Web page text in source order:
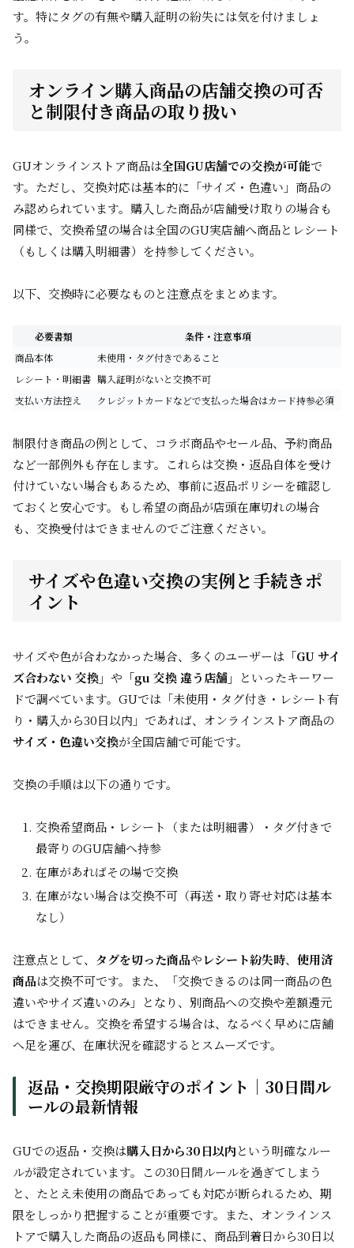
す。特にタグの有無や購入証明の紛失には気を付けましょ
う。
オンライン購入商品の店舗交換の可否
と制限付き商品の取り扱い
GUオンラインストア商品は全国GU店舗での交換が可能で
す。ただし、交換対応は基本的に「サイズ・色違い」商品の
み認められています。購入した商品が店舗受け取りの場合も
同様で、交換希望の場合は全国のGU実店舗へ商品とレシート
（もしくは購入明細書）を持参してください。
以下、交換時に必要なものと注意点をまとめます。
必要書類
条件・注意事項
商品本体
未使用・タグ付きであること
レシート・明細書 購入証明がないと交換不可
支払い方法控え
クレジットカードなどで支払った場合はカード持参必須
制限付き商品の例として、コラボ商品やセール品、予約商品
など一部例外も存在します。これらは交換・返品自体を受け
付けていない場合もあるため、事前に返品ポリシーを確認し
ておくと安心です。もし希望の商品が店頭在庫切れの場合
も、交換受付はできませんのでご注意ください。
サイズや色違い交換の実例と手続きポ
イント
サイズや色が合わなかった場合、多くのユーザーは 「GU サイ
ズ合わない 交換」 や 「gu 交換 違う店舗」
といったキーワー
ドで調べています。GUでは「未使用・タグ付き・レシート有
り・購入から30日以内」であれば、オンラインストア商品の
サイズ・色違い交換が全国店舗で可能です。
交換の手順は以下の通りです。
交換希望商品・レシート（または明細書）・タグ付きで
最寄りのGU店舗へ持参
在庫があればその場で交換
在庫がない場合は交換不可（再送・取り寄せ対応は基本
なし）
注意点として、 タグを切った商品やレシート紛失時、 使用済
商品は交換不可です。また、「交換できるのは同一商品の色
違いやサイズ違いのみ」となり、別商品への交換や差額還元
はできません。交換を希望する場合は、なるべく早めに店舗
へ足を運び、在庫状況を確認するとスムーズです。
返品・交換期限厳守のポイント｜30日間ル
ールの最新情報
GUでの返品・交換は購入日から30日以内という明確なルー
ルが設定されています。この30日間ルールを過ぎてしまう
と、たとえ未使用の商品であっても対応が断られるため、期
限をしっかり把握することが重要です。また、オンラインス
トアで購入した商品の返品も同様に、商品到着日から30日以